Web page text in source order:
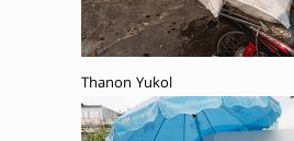
Thanon Yukol